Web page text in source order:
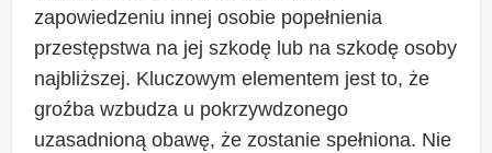
zapowiedzeniu innej osobie popełnienia
przestępstwa na jej szkodę lub na szkodę osoby
najbliższej. Kluczowym elementem jest to, że
groźba wzbudza u pokrzywdzonego
uzasadnioną obawę, że zostanie spełniona. Nie